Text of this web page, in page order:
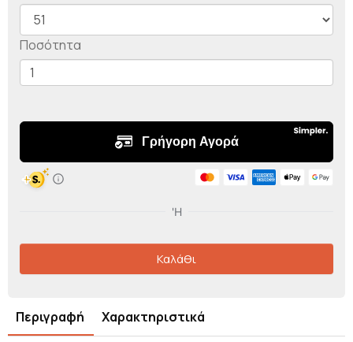
Ποσότητα
Καλάθι
Περιγραφή Χαρακτηριστικά